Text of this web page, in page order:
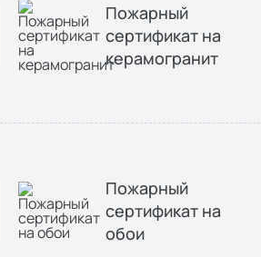
Пожарный
сертификат на
керамогранит
Пожарный
сертификат на
обои